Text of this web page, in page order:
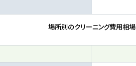
場所別のクリーニング費用相場